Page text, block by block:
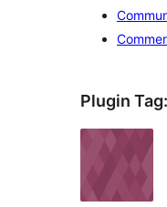
Plugin Tag: